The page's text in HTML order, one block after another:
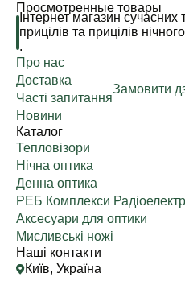
Просмотренные товары
Інтернет магазин сучасних
прицілів та прицілів
.
Про нас
Доставка
Часті запитання
Новини
Замовити
Каталог
Тепловізори
Нічна оптика
Денна оптика
РЕБ Комплекси
Аксесуари для оптики
Мисливські ножі
Наші контакти
Київ, Україна